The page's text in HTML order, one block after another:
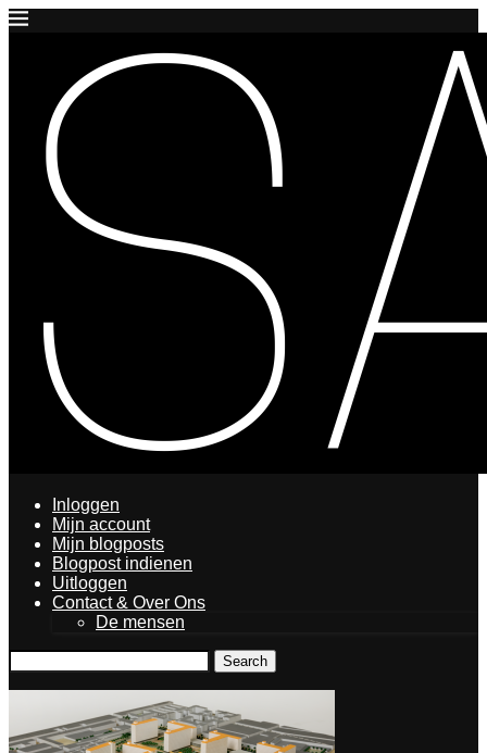
Inloggen
Mijn account
Mijn blogposts
Blogpost indienen
Uitloggen
Contact & Over Ons
De mensen
Search